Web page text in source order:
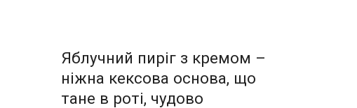
Яблучний пиріг з кремом –
ніжна кексова основа, що
тане в роті, чудово